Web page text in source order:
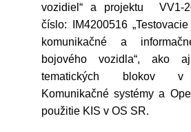
vozidiel“ a projektu VV1-
číslo: IM4200516
komunikačné a
bojového vozidla“, ako
tematických blokov v
Komunikačné systémy a
použitie KIS v OS SR.